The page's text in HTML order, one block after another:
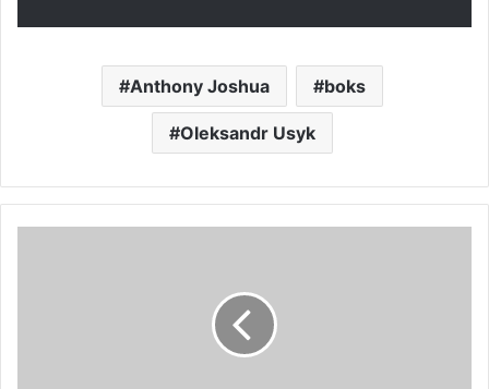
Anthony Joshua boks
Oleksandr Usyk